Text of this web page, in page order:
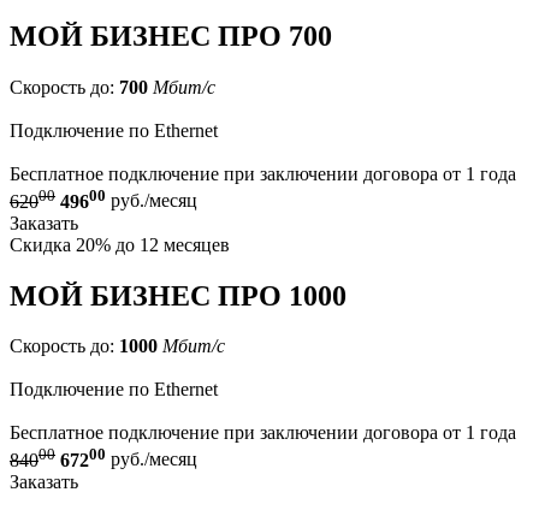
МОЙ БИЗНЕС ПРО 700
Скорость до: 700 Мбит/с
Подключение по Ethernet
Бесплатное подключение при заключении договора от 1 года
62000 49600 руб./месяц
Заказать
Скидка 20% до 12 месяцев
МОЙ БИЗНЕС ПРО 1000
Скорость до: 1000 Мбит/с
Подключение по Ethernet
Бесплатное подключение при заключении договора от 1 года
84000 67200 руб./месяц
Заказать